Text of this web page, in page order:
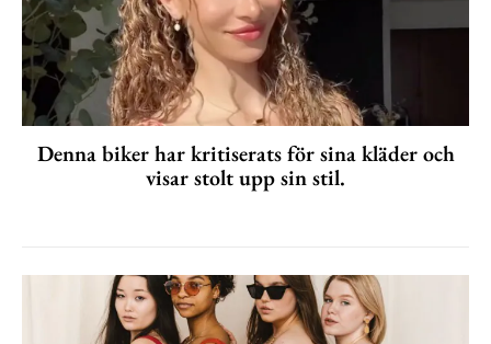
Denna biker har kritiserats för sina kläder och
visar stolt upp sin stil.